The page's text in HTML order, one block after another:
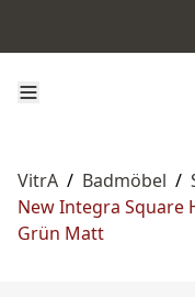
VitrA / Badmöbel /
New Integra Square
Grün Matt